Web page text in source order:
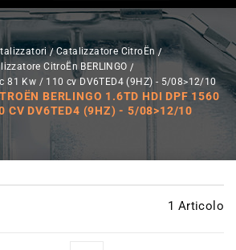
Catalizzatore CitroËn
CitroËn BERLINGO
81 Kw / 110 cv DV6TED4 (9HZ) - 5/08>12/10
BERLINGO 1.6TD HDI DPF 1560
CV DV6TED4 (9HZ) - 5/08>12/10
1 Articolo